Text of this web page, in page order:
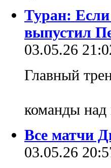
Туран:
выпустил
03.05.26
Главный
команды
Все матчи
03.05.26